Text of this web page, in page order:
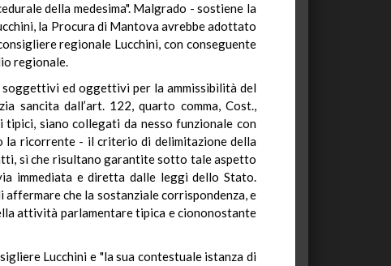
della medesima". Malgrado - sostiene la
la Procura di Mantova avrebbe adottato
regionale Lucchini, con conseguente
regionale.
ed oggettivi per la ammissibilità del
sancita dall’art. 122, quarto comma, Cost.,
tipici, siano collegati da nesso funzionale con
la ricorrente - il criterio di delimitazione della
sì che risultano garantite sotto tale aspetto
immediata e diretta dalle leggi dello Stato.
che la sostanziale corrispondenza, e
attività parlamentare tipica e ciononostante
Lucchini e "la sua contestuale istanza di